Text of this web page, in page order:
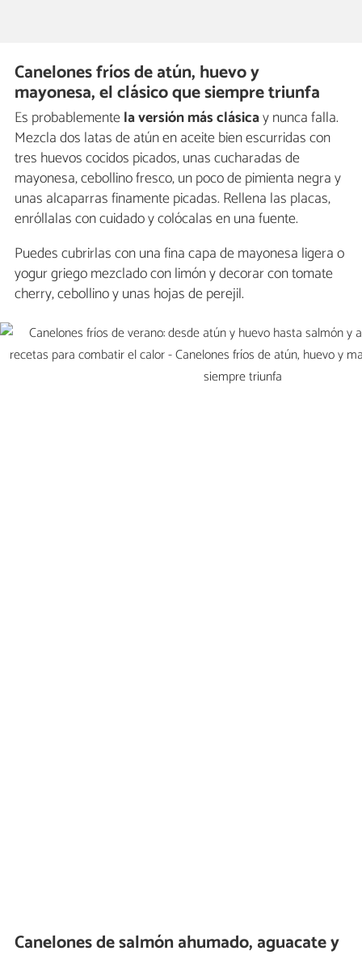
Canelones fríos de atún, huevo y
mayonesa, el clásico que siempre triunfa
Es probablementela versión más clásicay nunca falla.
Mezcla dos latas de atún en aceite bien escurridas con
tres huevos cocidos picados, unas cucharadas de
mayonesa, cebollino fresco, un poco de pimienta negra y
unas alcaparras finamente picadas. Rellena las placas,
enróllalas con cuidado y colócalas en una fuente.
Puedes cubrirlas con una fina capa de mayonesa ligera o
yogur griego mezclado con limón y decorar con tomate
cherry, cebollino y unas hojas de perejil.
Canelones de salmón ahumado, aguacate y